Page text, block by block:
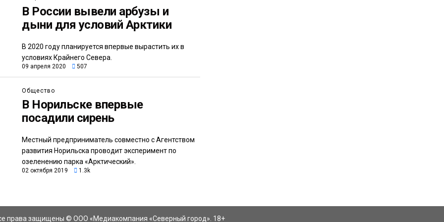
В России вывели арбузы и
дыни для условий Арктики
В 2020 году планируется впервые вырастить их в
условиях Крайнего Севера.
09 апреля 2020 507
Общество
В Норильске впервые
посадили сирень
Местный предприниматель совместно с Агентством
развития Норильска проводит эксперимент по
озеленению парка «Арктический».
02 октября 2019 1.3k
права защищены © ООО «Медиакомпания «Северный город». 18+